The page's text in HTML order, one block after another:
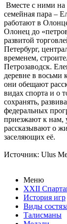
Вместе с ними на
семейная пара –
работают в
Олонец до
развитой
Петербург,
временем,
Петрозаводск.
деревне в
они обещают
видах спорта и о
сохранять,
федеральных
приезжают к нам,
рассказывают о
заселяющих её.
Источник: Ulus
Меню
XXII
История игр
Виды
Талисманы